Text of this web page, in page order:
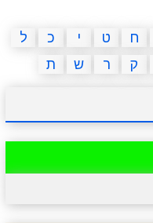
פוקימון גו מצא הבדלים
אשליות חדשות
ח ט י כ
ל
ק ר ש ת